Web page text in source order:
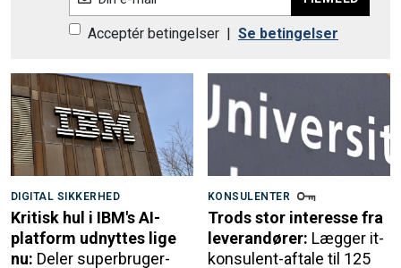
Acceptér betingelser Se betingelser
DIGITAL SIKKERHED
Kritisk hul i IBM's AI-
platform udnyttes lige
nu: Deler superbruger-
KONSULENTER
Trods stor interesse fra
leverandører: Lægger it-
konsulent-aftale til 125